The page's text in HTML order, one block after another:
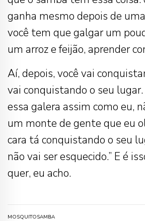
ganha mesmo depois de
você tem que galgar um
um arroz e feijão, aprender
Aí, depois, você vai
vai conquistando o seu
essa galera assim como eu,
um monte de gente que eu
cara tá conquistando o seu
não vai ser esquecido.” E é
quer, eu acho.
MOSQUITOSAMBA